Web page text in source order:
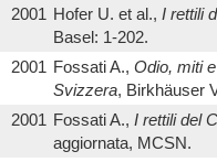
2001 Hofer U. et al., I rettili
Basel: 1-202.
2001 Fossati A., Odio, miti
Svizzera, Birkhäuser
2001 Fossati A., I rettili del
aggiornata, MCSN.